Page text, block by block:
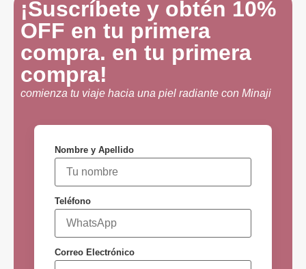
¡Suscríbete y obtén 10%
OFF en tu primera
compra. en tu primera
compra!
comienza tu viaje hacia una piel radiante con Minaji
Nombre y Apellido
Teléfono
Correo Electrónico